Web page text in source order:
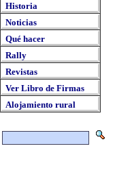
Historia
Noticias
Qué hacer
Rally
Revistas
Ver Libro de Firmas
Alojamiento rural